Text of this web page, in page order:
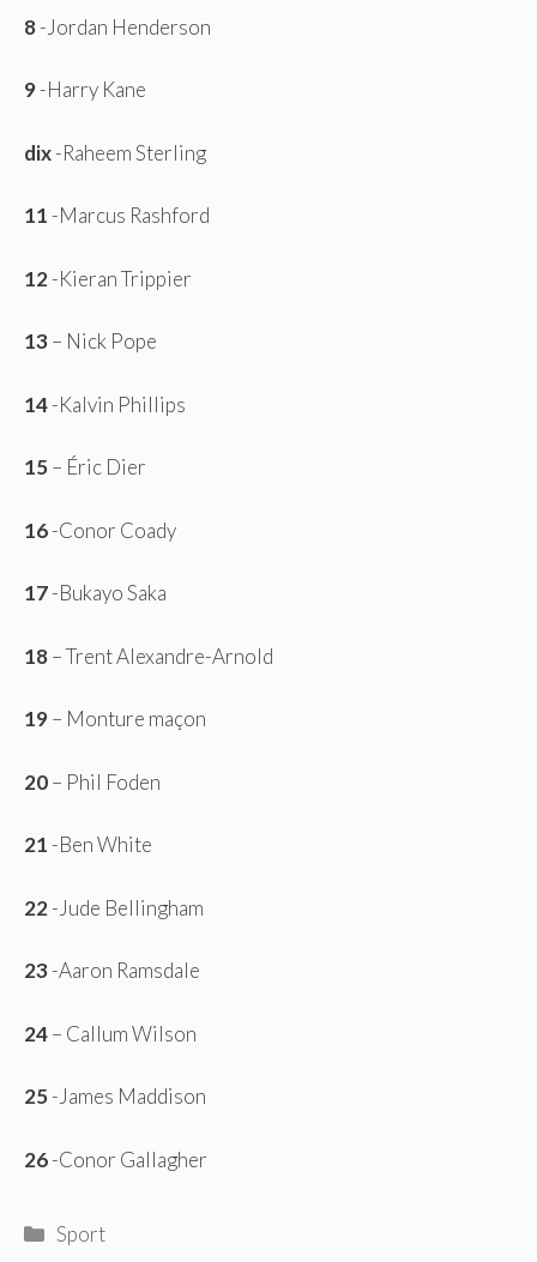
8-Jordan Henderson
9-Harry Kane
dix-Raheem Sterling
11 -Marcus Rashford
12-Kieran Trippier
13– Nick Pope
14-Kalvin Phillips
15– Éric Dier
16-Conor Coady
17-Bukayo Saka
18– Trent Alexandre-Arnold
19– Monture maçon
20– Phil Foden
21 -Ben White
22-Jude Bellingham
23-Aaron Ramsdale
24– Callum Wilson
25-James Maddison
26-Conor Gallagher
Catégories
Sport